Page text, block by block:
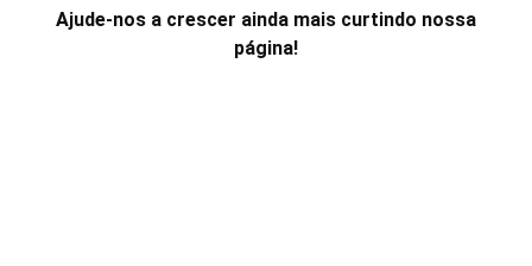
Ajude-nos a crescer ainda mais curtindo nossa
página!